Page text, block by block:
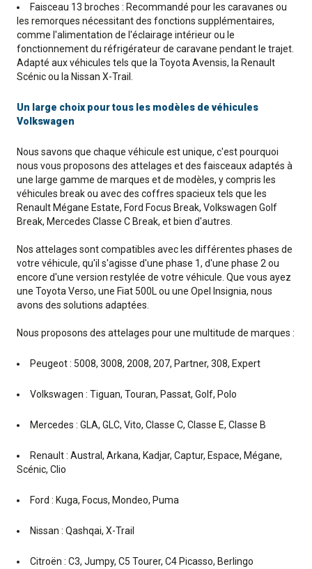
Faisceau 13 broches : Recommandé pour les caravanes ou
les remorques nécessitant des fonctions supplémentaires,
comme l'alimentation de l'éclairage intérieur ou le
fonctionnement du réfrigérateur de caravane pendant le trajet.
Adapté aux véhicules tels que la Toyota Avensis, la Renault
Scénic ou la Nissan X-Trail.
Un large choix pour tous les modèles de véhicules
Volkswagen
Nous savons que chaque véhicule est unique, c'est pourquoi
nous vous proposons des attelages et des faisceaux adaptés à
une large gamme de marques et de modèles, y compris les
véhicules break ou avec des coffres spacieux tels que les
Renault Mégane Estate, Ford Focus Break, Volkswagen Golf
Break, Mercedes Classe C Break, et bien d'autres.
Nos attelages sont compatibles avec les différentes phases de
votre véhicule, qu'il s'agisse d'une phase 1, d'une phase 2 ou
encore d'une version restylée de votre véhicule. Que vous ayez
une Toyota Verso, une Fiat 500L ou une Opel Insignia, nous
avons des solutions adaptées.
Nous proposons des attelages pour une multitude de marques :
Peugeot : 5008, 3008, 2008, 207, Partner, 308, Expert
Volkswagen : Tiguan, Touran, Passat, Golf, Polo
Mercedes : GLA, GLC, Vito, Classe C, Classe E, Classe B
Renault : Austral, Arkana, Kadjar, Captur, Espace, Mégane,
Scénic, Clio
Ford : Kuga, Focus, Mondeo, Puma
Nissan : Qashqai, X-Trail
Citroën : C3, Jumpy, C5 Tourer, C4 Picasso, Berlingo